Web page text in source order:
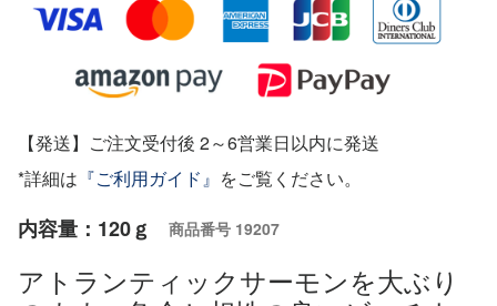
【発送】ご注文受付後 2～6営業日以内に発送
*詳細は 『ご利用ガイド』 をご覧ください。
内容量：120ｇ 商品番号 19207
アトランティックサーモンを大ぶり